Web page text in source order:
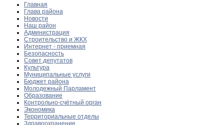
Главная
Глава района
Новости
Наш район
Администрация
Строительство и ЖКХ
Интернет - приемная
Безопасность
Совет депутатов
Культура
Муниципальные услуги
Бюджет района
Молодежный Парламент
Образование
Контрольно-счётный орган
Экономика
Территориальные отделы
Здравоохранение